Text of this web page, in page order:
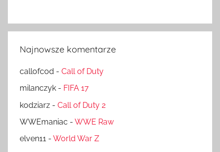
Najnowsze komentarze
callofcod - Call of Duty
milanczyk - FIFA 17
kodziarz - Call of Duty 2
WWEmaniac - WWE Raw
elven11 - World War Z